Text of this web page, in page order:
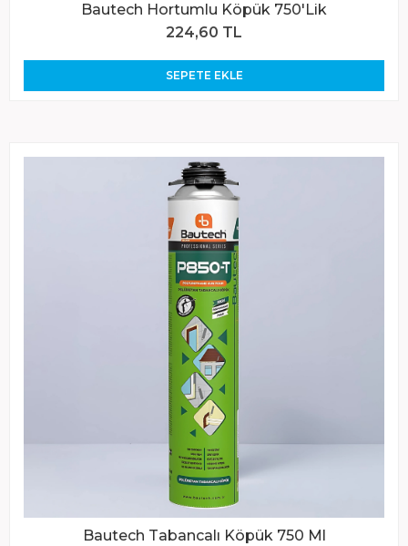
Bautech Hortumlu Köpük 750'Lik
224,60 TL
SEPETE EKLE
Bautech Tabancalı Köpük 750 Ml